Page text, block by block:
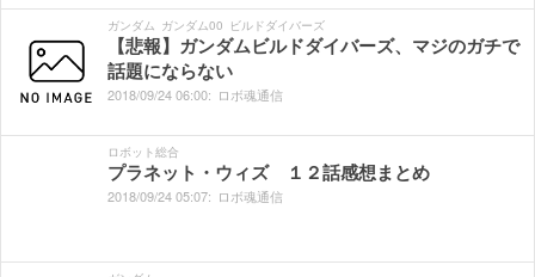
ガンダム ガンダム00 ビルドダイバーズ
【悲報】ガンダムビルドダイバーズ、マジのガチで
話題にならない
2018/09/2406:00: ロボ魂通信
ロボット総合
プラネット・ウィズ １２話感想まとめ
2018/09/2405:07: ロボ魂通信